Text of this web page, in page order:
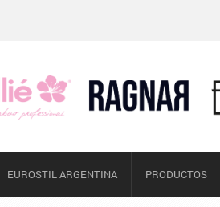
EUROSTIL ARGENTINA PRODUCTOS